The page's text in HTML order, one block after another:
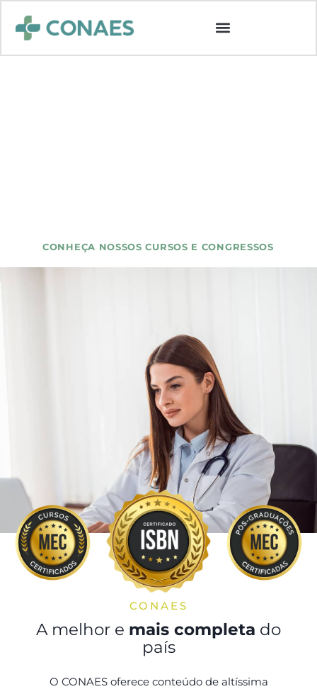
CONHEÇA NOSSOS CURSOS E CONGRESSOS
CONAES
A melhor e mais completa do
país
O CONAES oferece conteúdo de altíssima